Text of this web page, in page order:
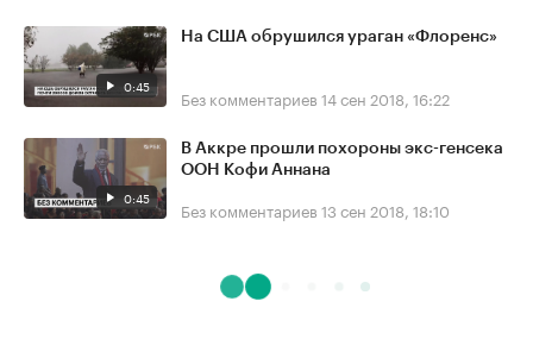
0:45
На США обрушился ураган «Флоренс»
Без комментариев 14 сен 2018, 16:22
0:45
В Аккре прошли похороны экс-генсека
ООН Кофи Аннана
Без комментариев 13 сен 2018, 18:10